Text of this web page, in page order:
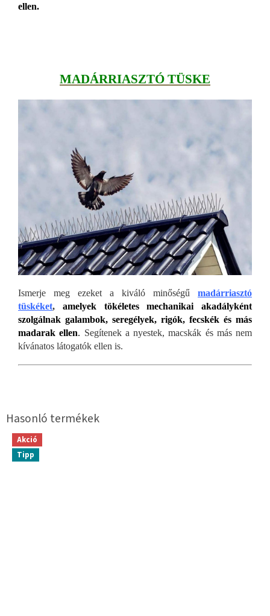
ellen.
MADÁRRIASZTÓ TÜSKE
Ismerje meg ezeket a kiváló minőségű madárriasztó
tüskéket, amelyek tökéletes mechanikai akadályként
szolgálnak galambok, seregélyek, rigók, fecskék és más
madarak ellen. Segítenek a nyestek, macskák és más nem
kívánatos látogatók ellen is.
Akció
Tipp